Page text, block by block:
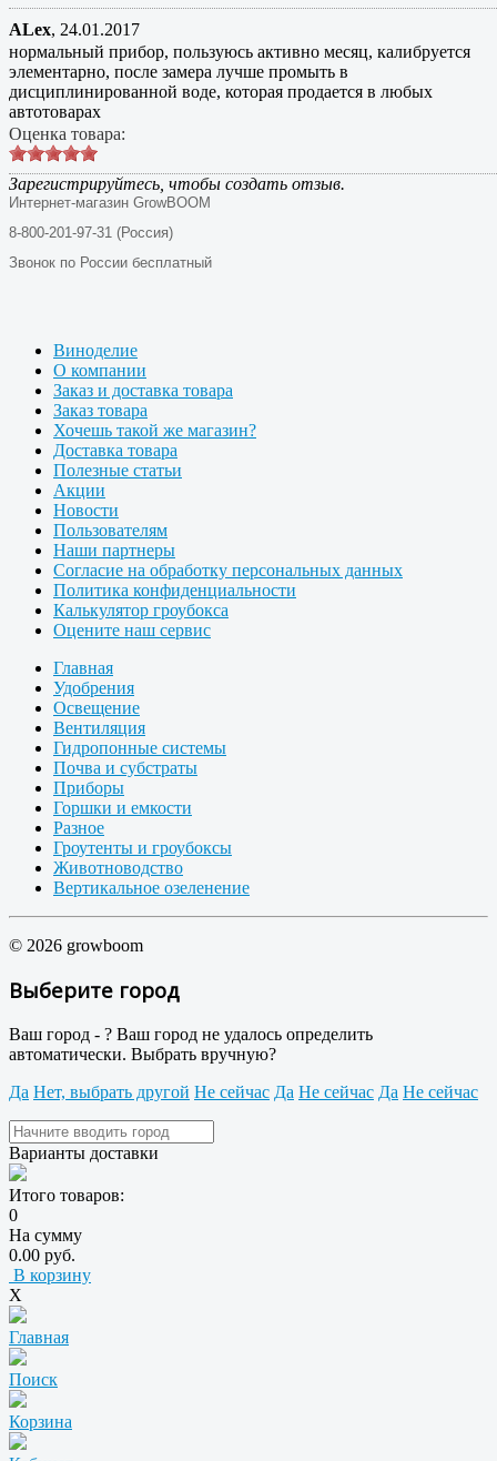
ALex, 24.01.2017
нормальный прибор, пользуюсь активно месяц, калибруется
элементарно, после замера лучше промыть в
дисциплинированной воде, которая продается в любых
автотоварах
Оценка товара:
Зарегистрируйтесь, чтобы создать отзыв.
Интернет-магазин GrowBOOM
8-800-201-97-31 (Россия)
Звонок по России бесплатный
Виноделие
О компании
Заказ и доставка товара
Заказ товара
Хочешь такой же магазин?
Доставка товара
Полезные статьи
Акции
Новости
Пользователям
Наши партнеры
Согласие на обработку персональных данных
Политика конфиденциальности
Калькулятор гроубокса
Оцените наш сервис
Главная
Удобрения
Освещение
Вентиляция
Гидропонные системы
Почва и субстраты
Приборы
Горшки и емкости
Разное
Гроутенты и гроубоксы
Животноводство
Вертикальное озеленение
© 2026 growboom
Выберите город
Ваш город - ? Ваш город не удалось определить
автоматически. Выбрать вручную?
Да Нет, выбрать другой Не сейчас Да Не сейчас Да Не сейчас
Варианты доставки
Итого товаров:
0
На сумму
0.00 руб.
В корзину
X
Главная
Поиск
Корзина